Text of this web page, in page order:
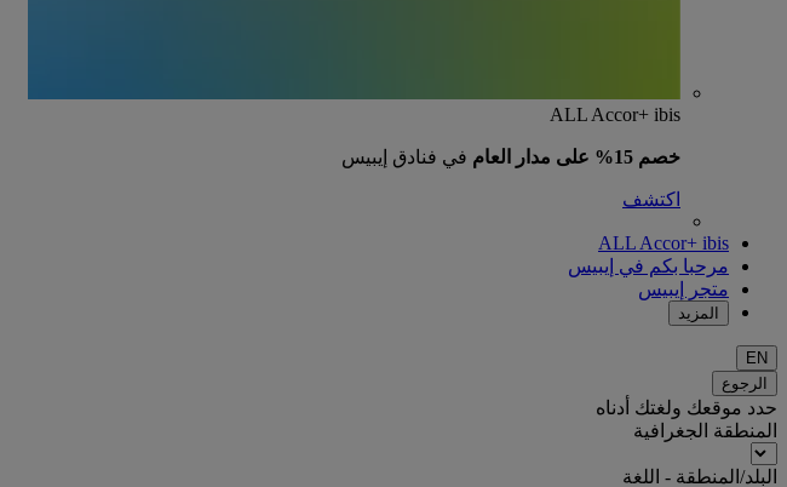
ALL Accor+ ibis
خصم 15% على مدار العام في فنادق إيبيس
اكتشف
ALL Accor+ ibis
مرحبا بكم في إيبيس
متجر إيبيس
المزيد
EN
الرجوع
حدد موقعك ولغتك أدناه
المنطقة الجغرافية
البلد/المنطقة - اللغة